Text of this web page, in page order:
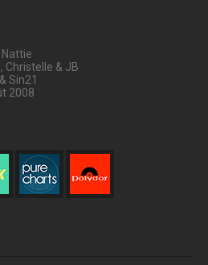
Christelle & JB
Sin21
2008